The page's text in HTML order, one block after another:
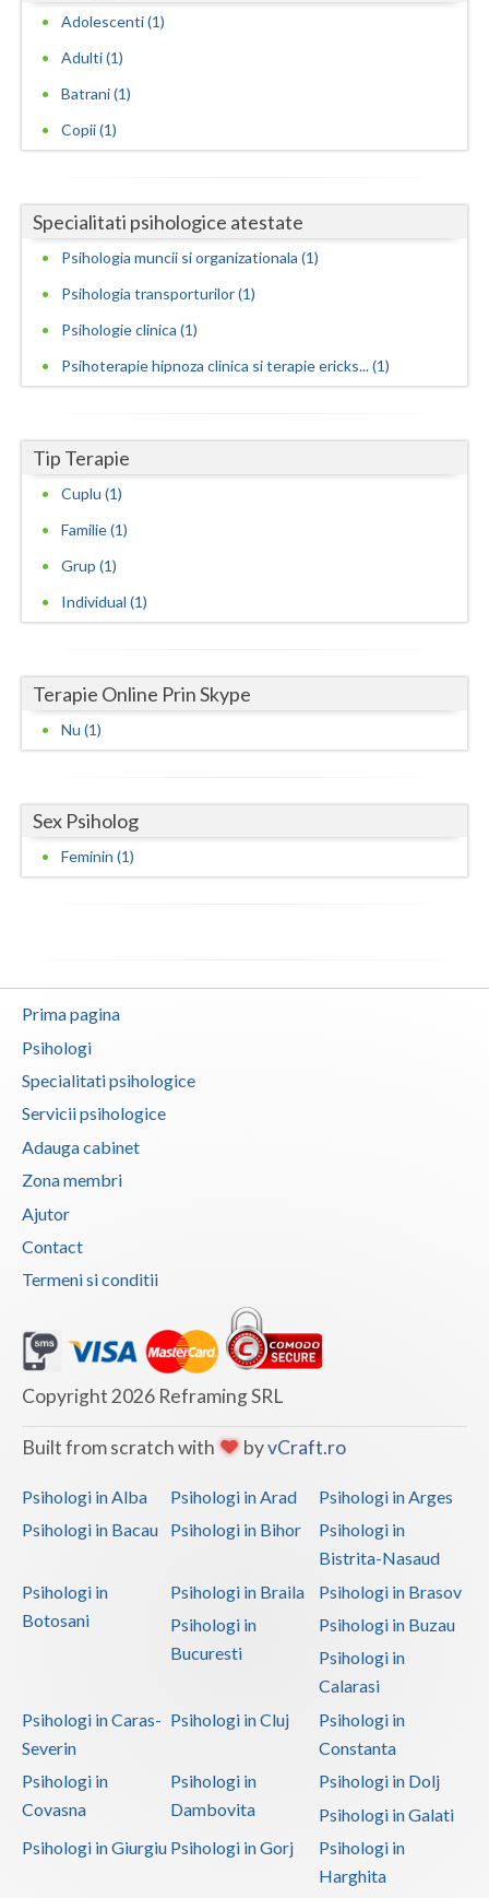
Olt
Prahova
Satu-Mare
Suceava
Teleorman
Timis
Tulcea
Vaslui
Vrancea
Adolescenti (1)
Adulti (1)
Batrani (1)
Copii (1)
Specialitati psihologice atestate
Psihologia muncii si organizationala (1)
Psihologia transporturilor (1)
Psihologie clinica (1)
Psihoterapie hipnoza clinica si terapie ericks... (1)
Tip Terapie
Cuplu (1)
Familie (1)
Grup (1)
Individual (1)
Terapie Online Prin Skype
Nu (1)
Sex Psiholog
Feminin (1)
Prima pagina
Psihologi
Specialitati psihologice
Servicii psihologice
Adauga cabinet
Zona membri
Ajutor
Contact
Termeni si conditii
Copyright 2026 Reframing SRL
Built from scratch with byvCraft.ro
Psihologi in Alba Psihologi in Arad
Psihologi in Arges
Psihologi in Bacau
Psihologi in Bihor
Psihologi in
Bistrita-Nasaud
Psihologi in
Botosani
Psihologi in Braila
Psihologi in Brasov
Psihologi in
Bucuresti
Psihologi in Buzau
Psihologi in
Calarasi
Psihologi in Caras-
Severin
Psihologi in Cluj
Psihologi in
Constanta
Psihologi in
Covasna
Psihologi in
Dambovita
Psihologi in Dolj
Psihologi in Galati
Psihologi in Giurgiu Psihologi in Gorj
Psihologi in
Harghita